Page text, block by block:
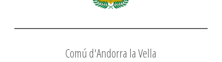
Comú d'Andorra la Vella